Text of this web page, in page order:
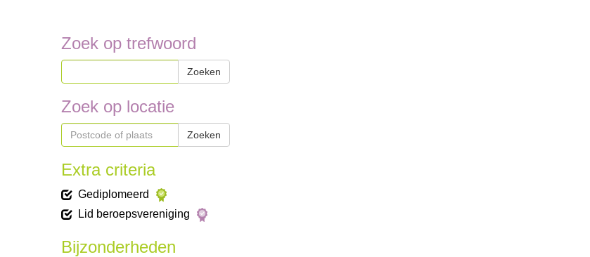
Zoek op trefwoord
Zoeken
Zoek op locatie
Zoeken
Extra criteria
Gediplomeerd
Lid beroepsvereniging
Bijzonderheden